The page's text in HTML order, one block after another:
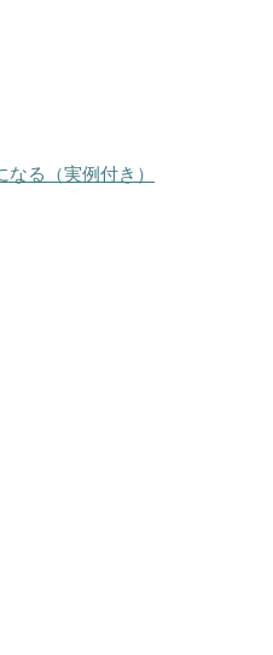
る（実例付き）